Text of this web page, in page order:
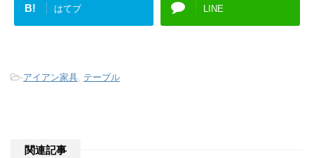
B! はてブ LINE
-アイアン家具 テーブル
関連記事